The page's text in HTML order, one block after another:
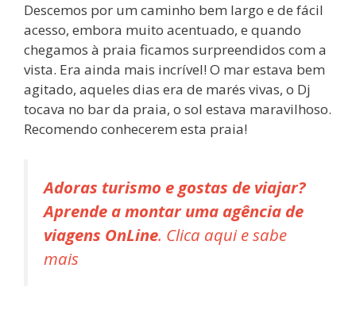
Descemos por um caminho bem largo e de fácil
acesso, embora muito acentuado, e quando
chegamos à praia ficamos surpreendidos com a
vista. Era ainda mais incrível! O mar estava bem
agitado, aqueles dias era de marés vivas, o Dj
tocava no bar da praia, o sol estava maravilhoso.
Recomendo conhecerem esta praia!
Adoras turismo e gostas de viajar?
Aprende a montar uma agência de
viagens OnLine. Clica aqui e sabe
mais